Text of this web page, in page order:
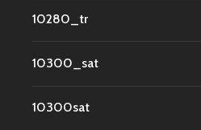
10280_tr
10300_sat
10300sat